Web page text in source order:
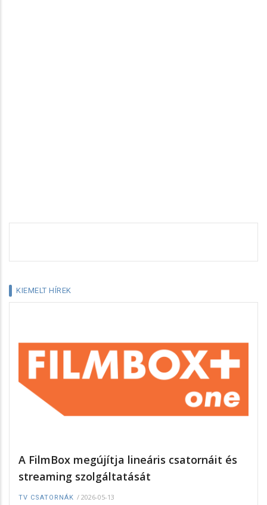
KIEMELT HÍREK
A FilmBox megújítja lineáris csatornáit és
streaming szolgáltatását
TV CSATORNÁK / 2026-05-13